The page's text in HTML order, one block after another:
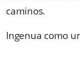
caminos.
Ingenua como